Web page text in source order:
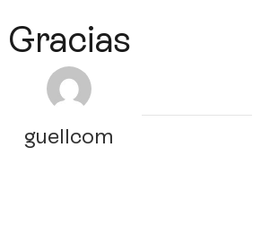
Gracias
guellcom